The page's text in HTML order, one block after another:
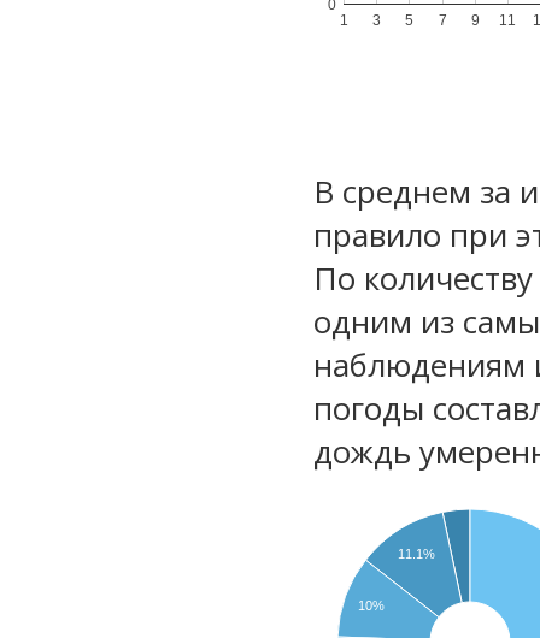
1 3 5 7 9 11
0
В среднем за
правило при
По
одним из
наблюдениям
погоды
дождь
11.1%
10%